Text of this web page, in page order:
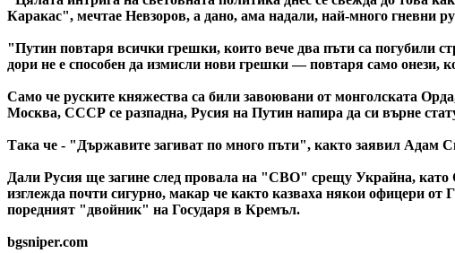
Каракас", мечтае Невзоров, а дано, ама надали, най-много гневни
"Путин повтаря всички грешки, които вече два пъти са погубили
дори не е способен да измисли нови грешки — повтаря само онези,
Само че руските княжества са били завоювани от монголската
Москва, СССР се разпадна, Русия на Путин напира да си върне
Така че - "Държавите загиват по много пъти", както заявил Адам
Дали Русия ще загине след провала на "СВО" срещу Украйна, като
изглежда почти сигурно, макар че както казваха някои
поредният "двойник" на Государя в Кремъл.
bgsniper.com